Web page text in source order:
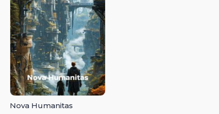
Nova Humanitas